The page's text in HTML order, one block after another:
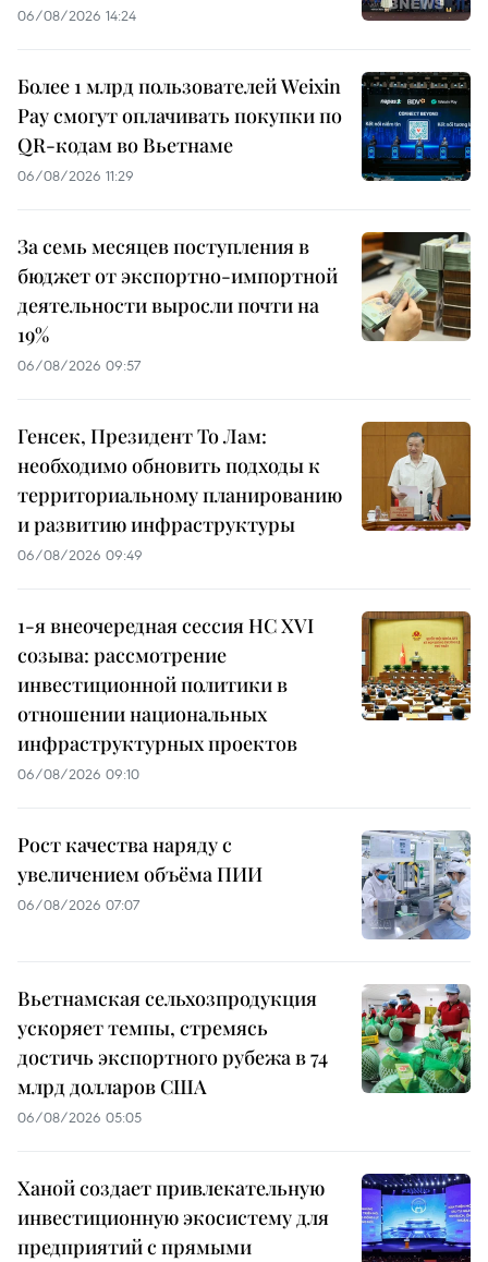
06/08/2026 14:24
Более 1 млрд пользователей Weixin
Pay смогут оплачивать покупки по
QR-кодам во Вьетнаме
06/08/2026 11:29
За семь месяцев поступления в
бюджет от экспортно-импортной
деятельности выросли почти на
19%
06/08/2026 09:57
Генсек, Президент То Лам:
необходимо обновить подходы к
территориальному планированию
и развитию инфраструктуры
06/08/2026 09:49
1-я внеочередная сессия НС XVI
созыва: рассмотрение
инвестиционной политики в
отношении национальных
инфраструктурных проектов
06/08/2026 09:10
Рост качества наряду с
увеличением объёма ПИИ
06/08/2026 07:07
Вьетнамская сельхозпродукция
ускоряет темпы, стремясь
достичь экспортного рубежа в 74
млрд долларов США
06/08/2026 05:05
Ханой создает привлекательную
инвестиционную экосистему для
предприятий с прямыми